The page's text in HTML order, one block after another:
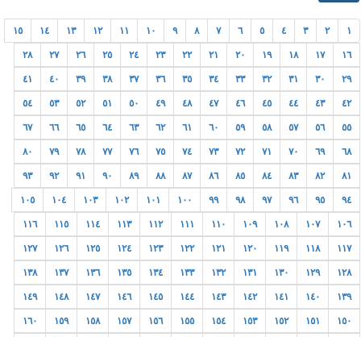
١ ٢ ٣ ٤ ٥ ٦ ٧ ٨ ٩ ١٠ ١١ ١٢ ١٣ ١٤ ١٥
١٦ ١٧ ١٨ ١٩ ٢٠ ٢١ ٢٢ ٢٣ ٢٤ ٢٥ ٢٦ ٢٧ ٢٨
٢٩ ٣٠ ٣١ ٣٢ ٣٣ ٣٤ ٣٥ ٣٦ ٣٧ ٣٨ ٣٩ ٤٠ ٤١
٤٢ ٤٣ ٤٤ ٤٥ ٤٦ ٤٧ ٤٨ ٤٩ ٥٠ ٥١ ٥٢ ٥٣ ٥٤
٥٥ ٥٦ ٥٧ ٥٨ ٥٩ ٦٠ ٦١ ٦٢ ٦٣ ٦٤ ٦٥ ٦٦ ٦٧
٦٨ ٦٩ ٧٠ ٧١ ٧٢ ٧٣ ٧٤ ٧٥ ٧٦ ٧٧ ٧٨ ٧٩ ٨٠
٨١ ٨٢ ٨٣ ٨٤ ٨٥ ٨٦ ٨٧ ٨٨ ٨٩ ٩٠ ٩١ ٩٢ ٩٣
٩٤ ٩٥ ٩٦ ٩٧ ٩٨ ٩٩ ١٠٠ ١٠١ ١٠٢ ١٠٣ ١٠٤ ١٠٥
١٠٦ ١٠٧ ١٠٨ ١٠٩ ١١٠ ١١١ ١١٢ ١١٣ ١١٤ ١١٥ ١١٦
١١٧ ١١٨ ١١٩ ١٢٠ ١٢١ ١٢٢ ١٢٣ ١٢٤ ١٢٥ ١٢٦ ١٢٧
١٢٨ ١٢٩ ١٣٠ ١٣١ ١٣٢ ١٣٣ ١٣٤ ١٣٥ ١٣٦ ١٣٧ ١٣٨
١٣٩ ١٤٠ ١٤١ ١٤٢ ١٤٣ ١٤٤ ١٤٥ ١٤٦ ١٤٧ ١٤٨ ١٤٩
١٥٠ ١٥١ ١٥٢ ١٥٣ ١٥٤ ١٥٥ ١٥٦ ١٥٧ ١٥٨ ١٥٩ ١٦٠